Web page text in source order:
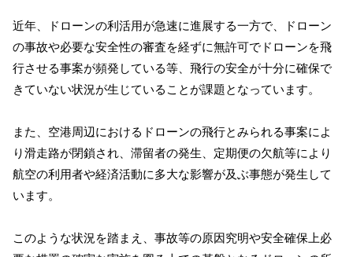
近年、ドローンの利活用が急速に進展する一方で、ドローン
の事故や必要な安全性の審査を経ずに無許可でドローンを飛
行させる事案が頻発している等、飛行の安全が十分に確保で
きていない状況が生じていることが課題となっています。
また、空港周辺におけるドローンの飛行とみられる事案によ
り滑走路が閉鎖され、滞留者の発生、定期便の欠航等により
航空の利用者や経済活動に多大な影響が及ぶ事態が発生して
います。
このような状況を踏まえ、事故等の原因究明や安全確保上必